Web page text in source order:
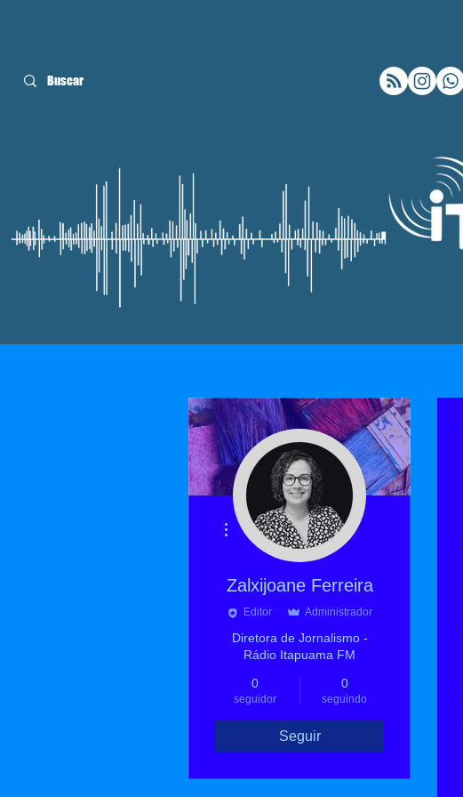
Zalxijoane Ferreira
Editor Administrador
Diretora de Jornalismo -
Rádio Itapuama FM
0
seguidor
0
seguindo
Seguir
Mais ações